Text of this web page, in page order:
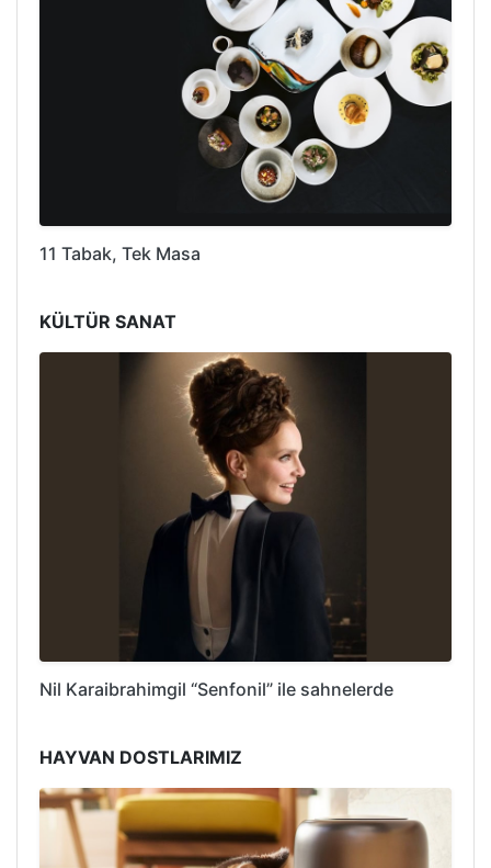
11 Tabak, Tek Masa
KÜLTÜR SANAT
Nil Karaibrahimgil “Senfonil” ile sahnelerde
HAYVAN DOSTLARIMIZ